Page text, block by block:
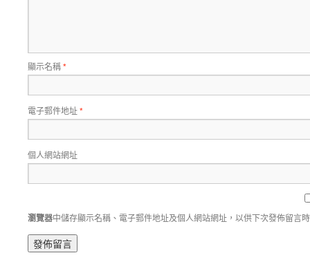
顯示名稱*
電子郵件地址*
個人網站網址
瀏覽器中儲存顯示名稱、電子郵件地址及個人網站網址，以供下次發佈留言